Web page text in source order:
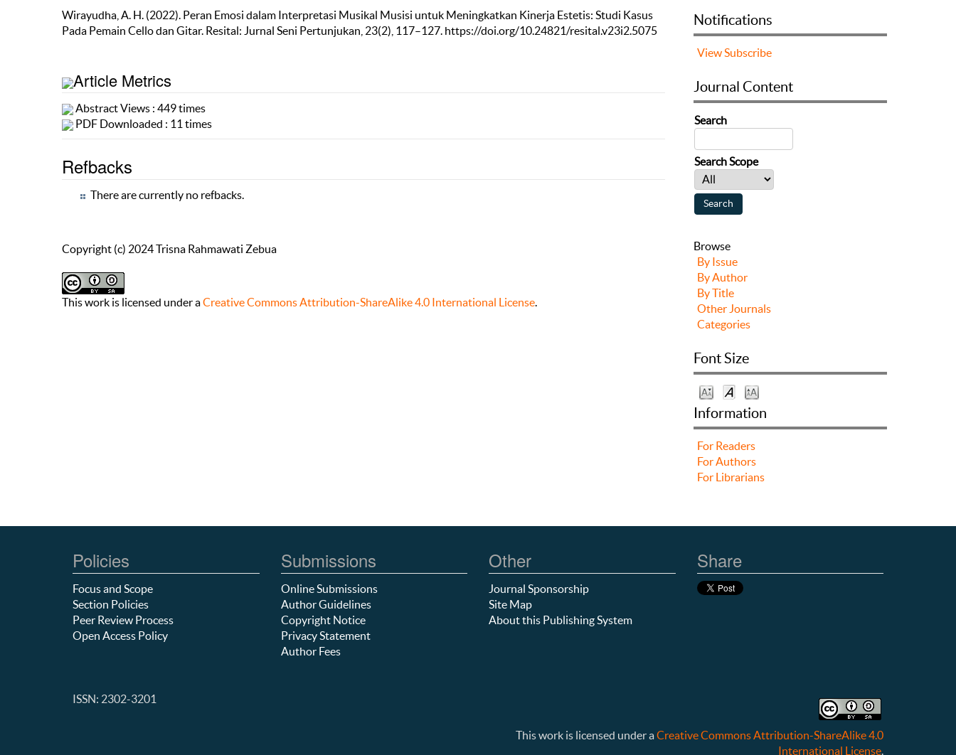
Wirayudha, A. H. (2022). Peran Emosi dalam Interpretasi Musikal Musisi untuk Meningkatkan Kinerja Estetis: Studi Kasus
Pada Pemain Cello dan Gitar. Resital: Jurnal Seni Pertunjukan, 23(2), 117–127. https://doi.org/10.24821/resital.v23i2.5075
Article Metrics
Abstract Views : 449 times
PDF Downloaded : 11 times
Refbacks
There are currently no refbacks.
Copyright (c) 2024 Trisna Rahmawati Zebua
This work is licensed under aCreative Commons Attribution-ShareAlike 4.0 International License.
Notifications
ViewSubscribe
Journal Content
Search
Search Scope
Browse
By Issue
By Author
By Title
Other Journals
Categories
Font Size
Information
For Readers
For Authors
For Librarians
Policies
Focus and Scope
Section Policies
Peer Review Process
Open Access Policy
Submissions
Online Submissions
Author Guidelines
Copyright Notice
Privacy Statement
Author Fees
Other
Journal Sponsorship
Site Map
About this Publishing System
Share
ISSN: 2302-3201
This work is licensed under aCreative Commons Attribution-ShareAlike 4.0
International License.